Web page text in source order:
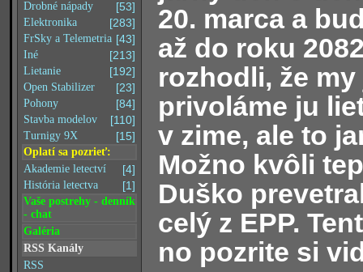
[53]
Drobné nápady
[283]
Elektronika
[43]
FrSky a Telemetria
[213]
Iné
[192]
Lietanie
[23]
Open Stabilizer
[84]
Pohony
[110]
Stavba modelov
[15]
Turnigy 9X
Oplatí sa pozrieť:
[4]
Akademie letectví
[1]
História letectva
Vaše postrehy - denník
- chat
Galéria
RSS Kanály
RSS
20. marca a
až do roku
rozhodli, že
privoláme ju
v zime, ale to
Možno kvôli
Duško
celý z EPP.
no pozrite si